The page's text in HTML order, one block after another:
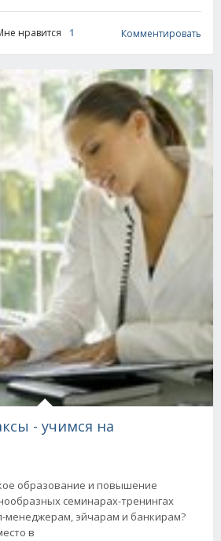
нравится 1 Комментировать
- учимся на
образование и повышение
семинарах-тренингах
эйчарам и банкирам?
в